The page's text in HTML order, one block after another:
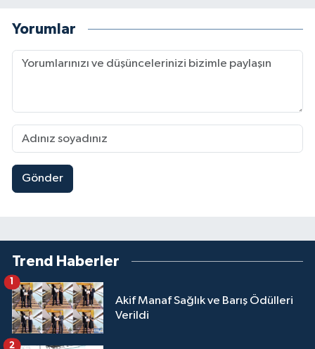
Yorumlar
Gönder
Trend Haberler
Akif Manaf Sağlık ve Barış Ödülleri
Verildi
1
2